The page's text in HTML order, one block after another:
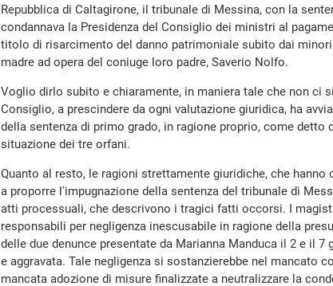
Repubblica di Caltagirone, il tribunale di Messina, con la
condannava la Presidenza del Consiglio dei ministri al
titolo di risarcimento del danno patrimoniale subito dai
madre ad opera del coniuge loro padre, Saverio Nolfo.
Voglio dirlo subito e chiaramente, in maniera tale che non ci
Consiglio, a prescindere da ogni valutazione giuridica, ha
della sentenza di primo grado, in ragione proprio, come detto
situazione dei tre orfani.
Quanto al resto, le ragioni strettamente giuridiche, che
a proporre l'impugnazione della sentenza del tribunale di
atti processuali, che descrivono i tragici fatti occorsi. I
responsabili per negligenza inescusabile in ragione della
delle due denunce presentate da Marianna Manduca il 2 e il
e aggravata. Tale negligenza si sostanzierebbe nel mancato
mancata adozione di misure finalizzate a neutralizzare la